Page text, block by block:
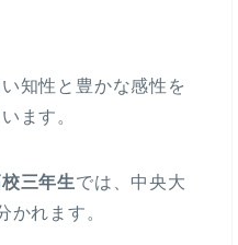
知性と豊かな感性を
ます。
三年生では、中央大
れます。